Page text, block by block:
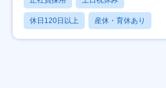
休日120日以上 産休・育休あり
月残業20時間以内